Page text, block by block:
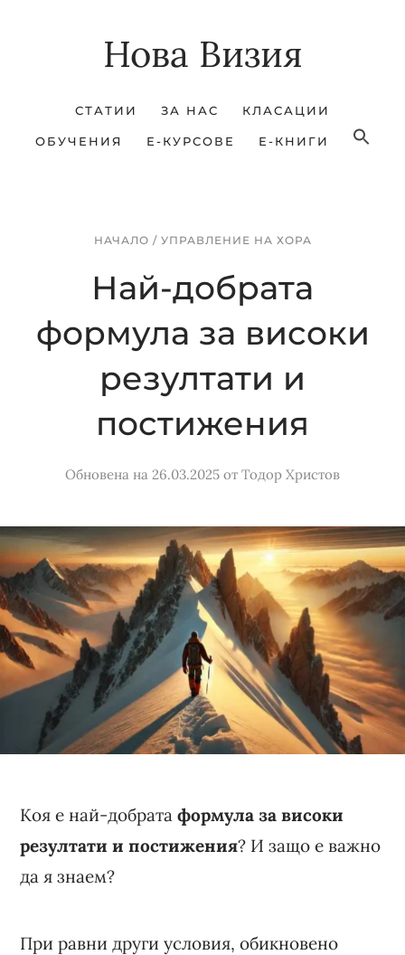
Нова Визия
СТАТИИ ЗА НАС КЛАСАЦИИ
ОБУЧЕНИЯ Е-КУРСОВЕ Е-КНИГИ
НАЧАЛО / УПРАВЛЕНИЕ НА ХОРА
Най-добрата
формула за високи
резултати и
постижения
Обновена на 26.03.2025 от Тодор Христов
Коя е най-добратаформула за високи
резултати и постижения? И защо е важно
да я знаем?
При равни други условия, обикновено